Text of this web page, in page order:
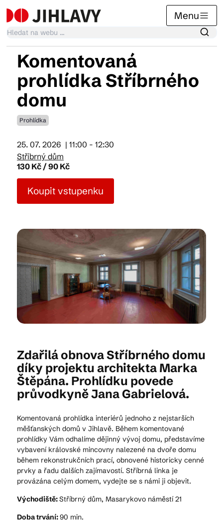
Menu
Kalendář akcí
Tradiční akce
Články
Suvenýry
Kam vyrazit
CS EN DE
© 2026 Brána Jihlavy
Komentovaná
prohlídka Stříbrného
domu
Prohlídka
25. 07. 2026 | 11:00 - 12:30
Stříbrný dům
130 Kč / 90 Kč
Koupit vstupenku
Zdařilá obnova Stříbrného domu
díky projektu architekta Marka
Štěpána. Prohlídku povede
průvodkyně Jana Gabrielová.
Komentovaná prohlídka interiérů jednoho z nejstarších
měšťanských domů v Jihlavě. Během komentované
prohlídky Vám odhalíme dějinný vývoj domu, představíme
vybavení královské mincovny nalezené na dvoře domu
během rekonstrukčních prací, obnovené historicky cenné
prvky a řadu dalších zajímavostí. Stříbrná linka je
provázána celým domem, vydejte se s námi ji objevit.
Východiště:Stříbrný dům, Masarykovo náměstí 21
Doba trvání:90 min.